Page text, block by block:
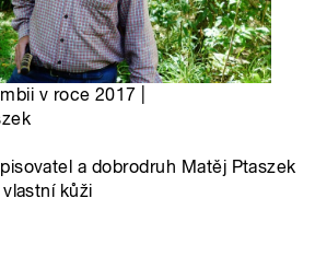
v roce 2017 |
a dobrodruh Matěj Ptaszek
kůži